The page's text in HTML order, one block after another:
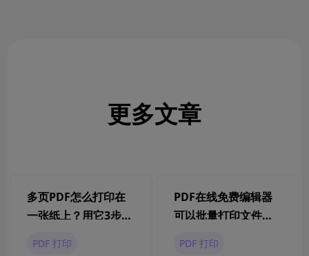
更多文章
多页PDF怎么打印在
一张纸上？用它3步搞
PDF 打印
PDF在线免费编辑器
可以批量打印文件
PDF 打印